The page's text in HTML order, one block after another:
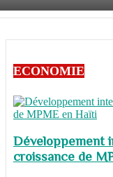
ECONOMIE
Développement
croissance de